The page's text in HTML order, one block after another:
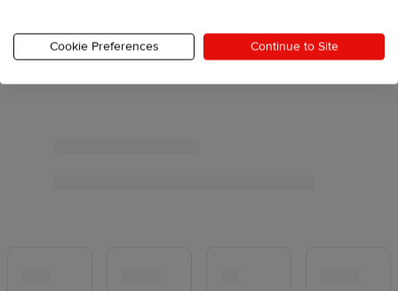
Cookie Preferences Continue to Site